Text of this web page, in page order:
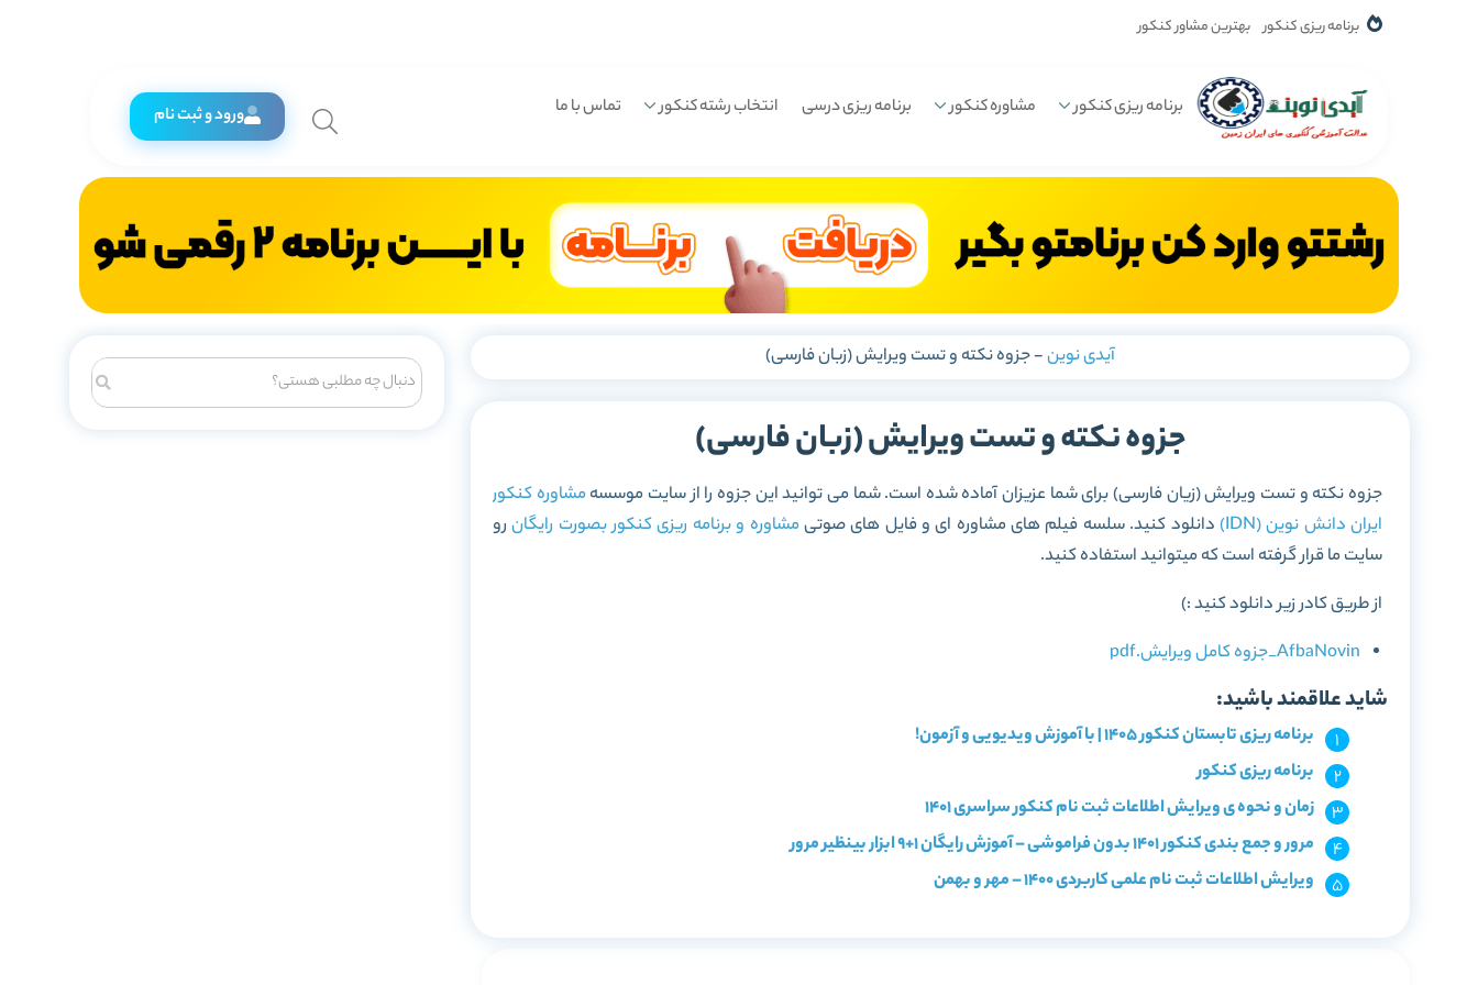
برنامه ریزی کنکور بهترین مشاور کنکور
برنامه ریزی کنکور مشاوره کنکور برنامه ریزی درسی انتخاب رشته کنکور تماس با ما ورود و ثبت نام
آیدی نوین-جزوه نکته و تست ویرایش (زبان فارسی)
جزوه نکته و تست ویرایش (زبان فارسی)
جزوه نکته و تست ویرایش (زیان فارسی) برای شما عزیزان آماده شده است. شما می توانید این جزوه را از سایت موسسهمشاوره کنکور
ایران دانش نوین (IDN)
دانلود کنید. سلسه فیلم های مشاوره ای و فایل های صوتیمشاوره و برنامه ریزی کنکور بصورت رایگانرو
سایت ما قرار گرفته است که میتوانید استفاده کنید.
از طریق کادر زیر دانلود کنید :)
AfbaNovin_جزوه کامل ویرایش.pdf
شاید علاقمند باشید:
برنامه ریزی تابستان کنکور 1405 | با آموزش ویدیویی و آزمون!
برنامه ریزی کنکور
زمان و نحوه ی ویرایش اطلاعات ثبت نام کنکور سراسری 1401
مرور و جمع بندی کنکور 1401 بدون فراموشی – آموزش رایگان 1+9 ابزار بینظیر مرور
ویرایش اطلاعات ثبت نام علمی کاربردی 1400 – مهر و بهمن